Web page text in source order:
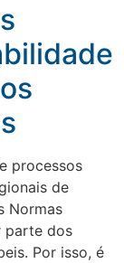
processos
de
Normas
parte dos
Por isso, é